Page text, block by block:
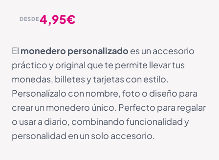
DESDE4,95€
El monedero personalizado es un accesorio
práctico y original que te permite llevar tus
monedas, billetes y tarjetas con estilo.
Personalízalo con nombre, foto o diseño para
crear un monedero único. Perfecto para regalar
o usar a diario, combinando funcionalidad y
personalidad en un solo accesorio.